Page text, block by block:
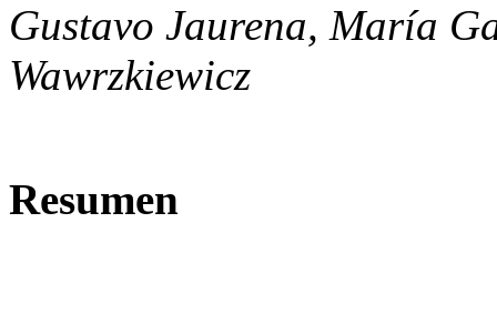
Gustavo Jaurena, María
Wawrzkiewicz
Resumen